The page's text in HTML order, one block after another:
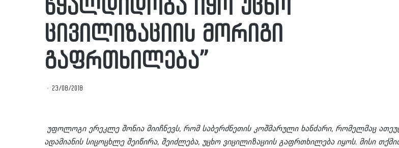
წყალდიდობა იყო უცხო
ცივილიზაციის მორიგი
გაფრთხილება”
23/08/2018
უფოლოგი ერეკლე შონია მიიჩნევს, რომ საბერძნეთის კოშმარული ხანძარი, რომელმაც
ადამიანის სიცოცხლე შეიწირა, შეიძლება, უცხო ვიცილიზაციის გაფრთხილება იყოს. მისი